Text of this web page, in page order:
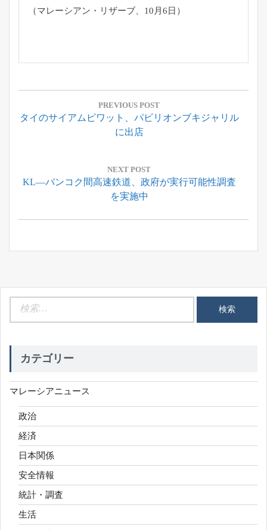
（マレーシアン・リザーブ、10月6日）
投
ナ
シ
ン
PREVIOUS POST
Previous
タイのサイアムピワット、パビリオンブキジャリル
に出店
NEXT POST
Next
KL―バンコク間高速鉄道、政府が実行可能性調査
を実施中
カテゴリー
マレーシアニュース
政治
経済
日本関係
安全情報
統計・調査
生活